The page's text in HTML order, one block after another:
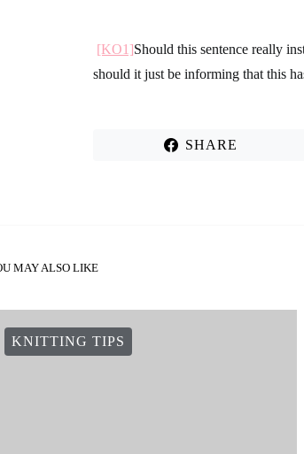
[KO1]Should this sentence really
should it just be informing that this
SHARE
MAY ALSO LIKE
KNITTING TIPS